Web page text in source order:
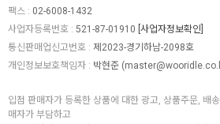
팩스 : 02-6008-1432
사업자등록번호 : 521-87-01910 [사업자정보확인]
통신판매업신고번호 : 제2023-경기하남-2098호
개인정보보호책임자 : 박현준 (
입점 판매자가 등록한 상품에 대한 광고, 상품주문, 배
매자가 부담하고